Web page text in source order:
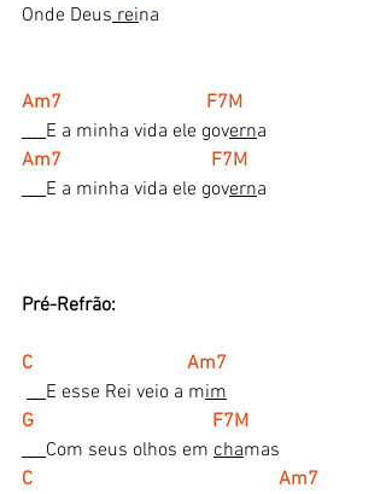
Onde Deus reina
Am7                              F7M
E a minha vida ele governa
Am7                               F7M
E a minha vida ele governa
Pré-Refrão:
C                                Am7
E esse Rei veio a mim
G                                     F7M
Com seus olhos em chamas
C                                                   Am7